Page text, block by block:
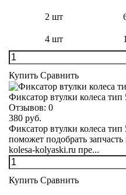
2 шт
4 шт
Купить Сравнить
Фиксатор втулки колеса тип
Отзывов: 0
380 руб.
Фиксатор втулки колеса тип
поможет подобрать
kolesa-kolyaski.ru пре...
Купить Сравнить